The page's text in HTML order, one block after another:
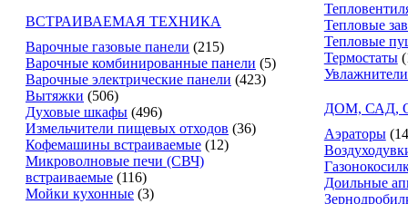
ВСТРАИВАЕМАЯ ТЕХНИКА
Варочные газовые панели (215)
Варочные комбинированные панели (5)
Варочные электрические панели (423)
Вытяжки (506)
Духовые шкафы (496)
Измельчители пищевых отходов (36)
Кофемашины встраиваемые (12)
Микроволновые печи (СВЧ)
встраиваемые (116)
Мойки кухонные (3)
Тепловые
Тепловые
Термостаты
ДОМ, САД,
Аэраторы
Доильные